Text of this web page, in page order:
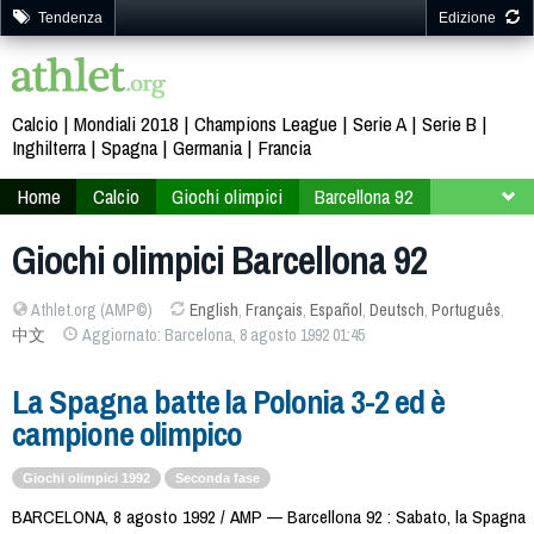
Tendenza Edizione
Calcio Mondiali 2018 Champions League Serie A Serie B
Inghilterra Spagna Germania
Francia
Home
Calcio Giochi olimpici Barcellona 92
Giochi olimpici Barcellona 92
Athlet.org (AMP©) English, Français, Español, Deutsch, Português,
中文
Aggiornato: Barcelona, 8 agosto 1992 01:45
La Spagna batte la Polonia 3-2 ed è
campione olimpico
Giochi olimpici 1992 Seconda fase
BARCELONA, 8 agosto 1992 / AMP — Barcellona 92 : Sabato, la Spagna